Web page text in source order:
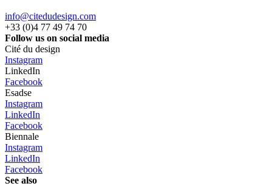
info@citedudesign.com
+33 (0)4 77 49 74 70
Follow us on social media
Cité du design
Instagram
LinkedIn
Facebook
Esadse
Instagram
LinkedIn
Facebook
Biennale
Instagram
LinkedIn
Facebook
See also